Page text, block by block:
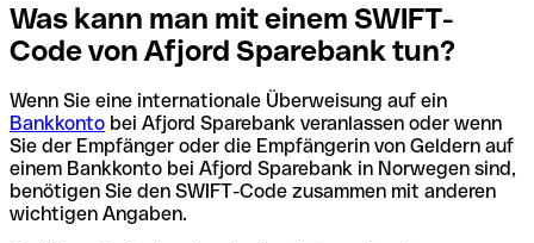
Was kann man mit einem SWIFT-
Code von Afjord Sparebank tun?
Wenn Sie eine internationale Überweisung auf ein
Bankkonto bei Afjord Sparebank veranlassen oder wenn
Sie der Empfänger oder die Empfängerin von Geldern auf
einem Bankkonto bei Afjord Sparebank in Norwegen sind,
benötigen Sie den SWIFT-Code zusammen mit anderen
wichtigen Angaben.